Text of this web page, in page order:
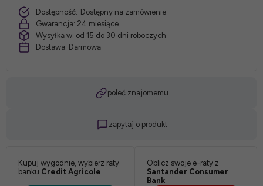
Dostępność: Dostępny na zamówienie
Gwarancja: 24 miesiące
Wysyłka w: od 15 do 30 dni roboczych
Dostawa: Darmowa
poleć znajomemu
zapytaj o produkt
Kupuj wygodnie, wybierz raty
banku Credit Agricole
Oblicz swoje e-raty z
Santander Consumer
Bank